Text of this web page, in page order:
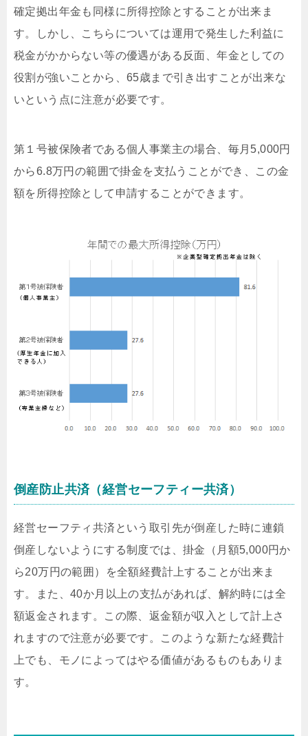
確定拠出年金も同様に所得控除とすることが出来ま
す。しかし、こちらについては運用で発生した利益に
税金がかからない等の優遇がある反面、年金としての
役割が強いことから、65歳まで引き出すことが出来な
いという点に注意が必要です。
第１号被保険者である個人事業主の場合、毎月5,000円
から6.8万円の範囲で掛金を支払うことができ、この金
額を所得控除として申請することができます。
倒産防止共済（経営セーフティー共済）
経営セーフティ共済という取引先が倒産した時に連鎖
倒産しないようにする制度では、掛金（月額5,000円か
ら20万円の範囲）を全額経費計上することが出来ま
す。また、40か月以上の支払があれば、解約時には全
額返金されます。この際、返金額が収入として計上さ
れますので注意が必要です。このような新たな経費計
上でも、モノによってはやる価値があるものもありま
す。